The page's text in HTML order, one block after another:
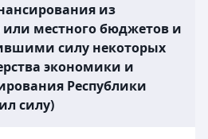
из
или местного бюджетов и
силу некоторых
экономики и
Республики
силу)